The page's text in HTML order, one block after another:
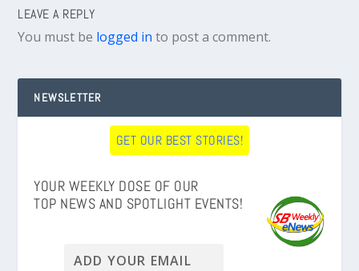
LEAVE A REPLY
You must be logged in to post a comment.
NEWSLETTER
GET OUR BEST STORIES!
YOUR WEEKLY DOSE OF OUR
TOP NEWS AND SPOTLIGHT EVENTS!